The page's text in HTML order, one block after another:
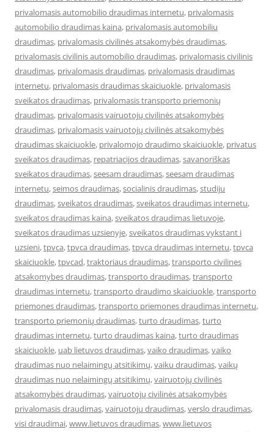
privalomasis automobilio draudimas internetu, privalomasis
automobilio draudimas kaina, privalomasis automobiliu
draudimas, privalomasis civilinės atsakomybės draudimas,
privalomasis civilinis automobilio draudimas, privalomasis civilinis
draudimas, privalomasis draudimas, privalomasis draudimas
internetu, privalomasis draudimas skaiciuokle, privalomasis
sveikatos draudimas, privalomasis transporto priemonių
draudimas, privalomasis vairuotojų civilinės atsakomybės
draudimas, privalomasis vairuotojų civilinės atsakomybės
draudimas skaiciuokle, privalomojo draudimo skaiciuokle, privatus
sveikatos draudimas, repatriacijos draudimas,savanoriškas
sveikatos draudimas,seesam draudimas,seesam draudimas
internetu,seimos draudimas,socialinis draudimas,studiju
draudimas,sveikatos draudimas,sveikatos draudimas internetu,
sveikatos draudimas kaina,sveikatos draudimas lietuvoje,
sveikatos draudimas uzsienyje,sveikatos draudimas vykstant i
uzsieni,tpvca,tpvca draudimas,tpvca draudimas internetu,tpvca
skaiciuokle,tpvcad,traktoriaus draudimas,transporto civilines
atsakomybes draudimas,transporto draudimas,transporto
draudimas internetu,transporto draudimo skaiciuokle,transporto
priemones draudimas,transporto priemones draudimas internetu,
transporto priemonių draudimas,turto draudimas,turto
draudimas internetu,turto draudimas kaina,turto draudimas
skaiciuokle, uab lietuvos draudimas,vaiko draudimas,vaiko
draudimas nuo nelaimingų atsitikimų,vaiku draudimas,vaikų
draudimas nuo nelaimingų atsitikimų,vairuotojų civilinės
atsakomybės draudimas,vairuotojų civilinės atsakomybės
privalomasis draudimas,vairuotoju draudimas,verslo draudimas,
visi draudimai,www.lietuvos draudimas,www.lietuvos